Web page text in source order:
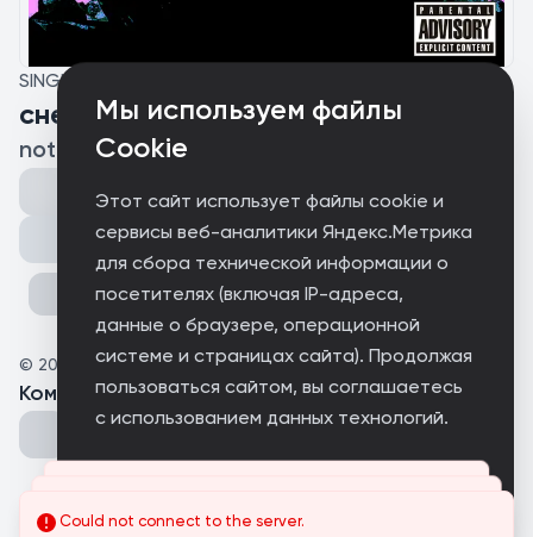
Мы используем файлы
Cookie
Этот сайт использует файлы cookie и
сервисы веб-аналитики Яндекс.Метрика
для сбора технической информации о
посетителях (включая IP-адреса,
данные о браузере, операционной
системе и страницах сайта). Продолжая
пользоваться сайтом, вы соглашаетесь
с использованием данных технологий.
SINGLE
снежная королева
notelessboy
Поделиться
© 2025 notelessboy
Комментарии(0 )
Could not connect to the server.